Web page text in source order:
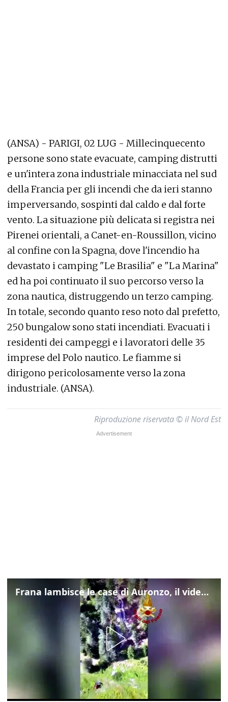
(ANSA) - PARIGI, 02 LUG - Millecinquecento
persone sono state evacuate, camping distrutti
e un'intera zona industriale minacciata nel sud
della Francia per gli incendi che da ieri stanno
imperversando, sospinti dal caldo e dal forte
vento. La situazione più delicata si registra nei
Pirenei orientali, a Canet-en-Roussillon, vicino
al confine con la Spagna, dove l'incendio ha
devastato i camping "Le Brasilia" e "La Marina"
ed ha poi continuato il suo percorso verso la
zona nautica, distruggendo un terzo camping.
In totale, secondo quanto reso noto dal prefetto,
250 bungalow sono stati incendiati. Evacuati i
residenti dei campeggi e i lavoratori delle 35
imprese del Polo nautico. Le fiamme si
dirigono pericolosamente verso la zona
industriale. (ANSA).
Riproduzione riservata © il Nord Est
Frana lambisce le case di Auronzo, il video dall'elicottero dei vigili del fuoco